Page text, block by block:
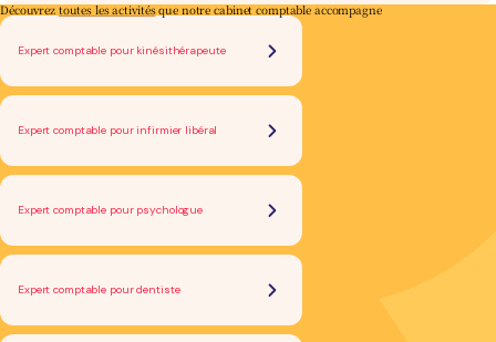
Découvreztoutes les activitésque notre cabinet comptable accompagne
Expert comptable pour kinésithérapeute
Expert comptable pour infirmier libéral
Expert comptable pour psychologue
Expert comptable pour dentiste